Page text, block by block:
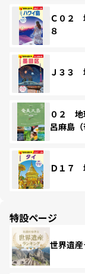
Ｃ０２
８
Ｊ３３
０２
呂麻島
Ｄ１７
特設ページ
世界遺